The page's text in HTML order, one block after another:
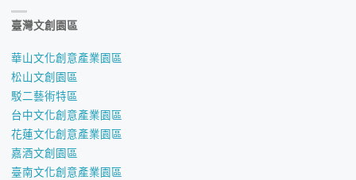
臺灣文創園區
華山文化創意產業園區
松山文創園區
駁二藝術特區
台中文化創意產業園區
花蓮文化創意產業園區
嘉酒文創園區
臺南文化創意產業園區